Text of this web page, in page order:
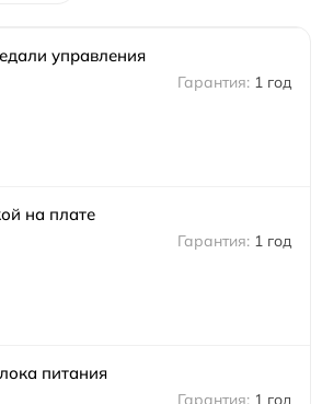
управления
1 год
на плате
1 год
питания
1 год